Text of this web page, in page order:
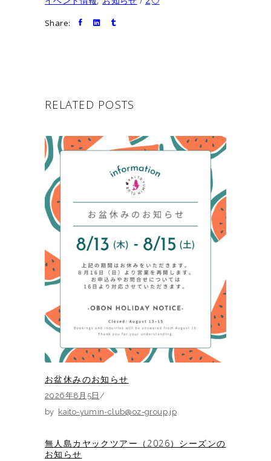
Share:
RELATED POSTS
お盆休みのお知らせ
2026年8月5日
by kaito-yumin-club@oz-group.jp
無人島カヤックツアー（2026）シーズンの
お知らせ